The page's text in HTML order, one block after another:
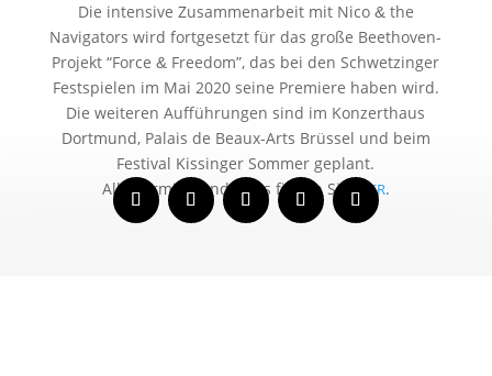
Die inten­si­ve Zusammenarbeit mit Nico &the
Navigators wird fort­ge­setzt für das gro­ße Beethoven-
Projekt “Force& Freedom”, das bei den Schwetzinger
Festspielen im Mai 2020 sei­ne Premiere haben wird.
Die wei­te­ren Aufführungen sind im Konzerthaus
Dortmund, Palais de Beaux-Arts Brüssel und beim
Festival Kissinger Sommer geplant.
Alle Termine und Links fin­den SieHIER.